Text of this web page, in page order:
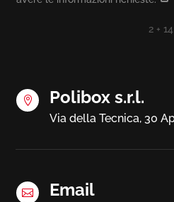
2 + 14
 Polibox s.r.l.
Via della Tecnica, 30
 Email